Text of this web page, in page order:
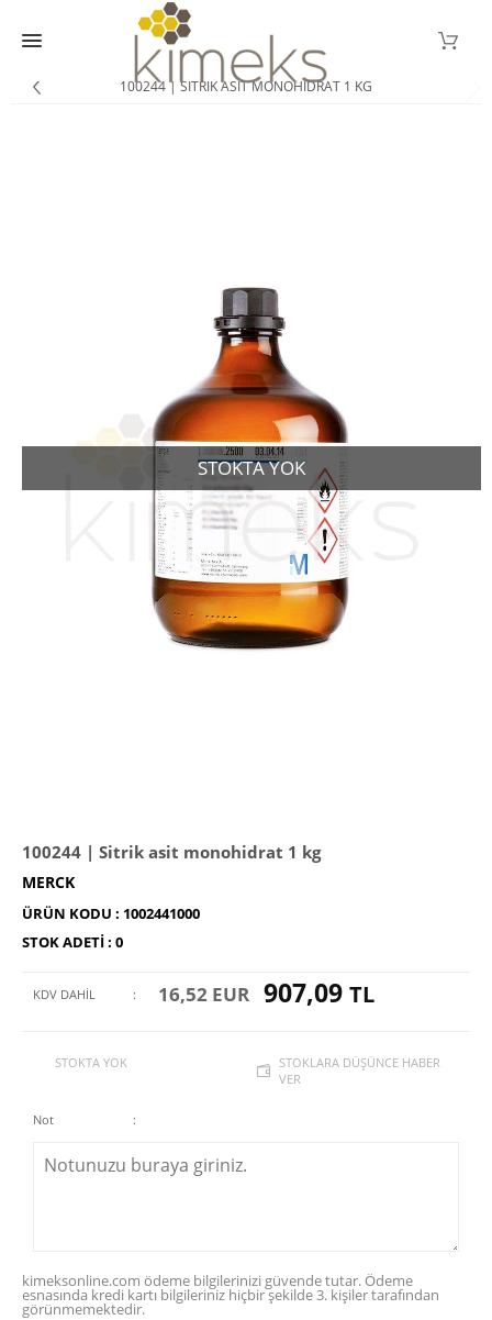
100244 | SITRIK ASIT MONOHIDRAT 1 KG
STOKTA YOK
100244 | Sitrik asit monohidrat 1 kg
MERCK
ÜRÜN KODU : 1002441000
STOK ADETI : 0
KDV DAHİL : 16,52 EUR 907,09 TL
STOKTA YOK
STOKLARA DÜŞÜNCE HABER
VER
Not :
kimeksonline.com ödeme bilgilerinizi güvende tutar. Ödeme
esnasında kredi kartı bilgileriniz hiçbir şekilde 3. kişiler tarafından
görünmemektedir.